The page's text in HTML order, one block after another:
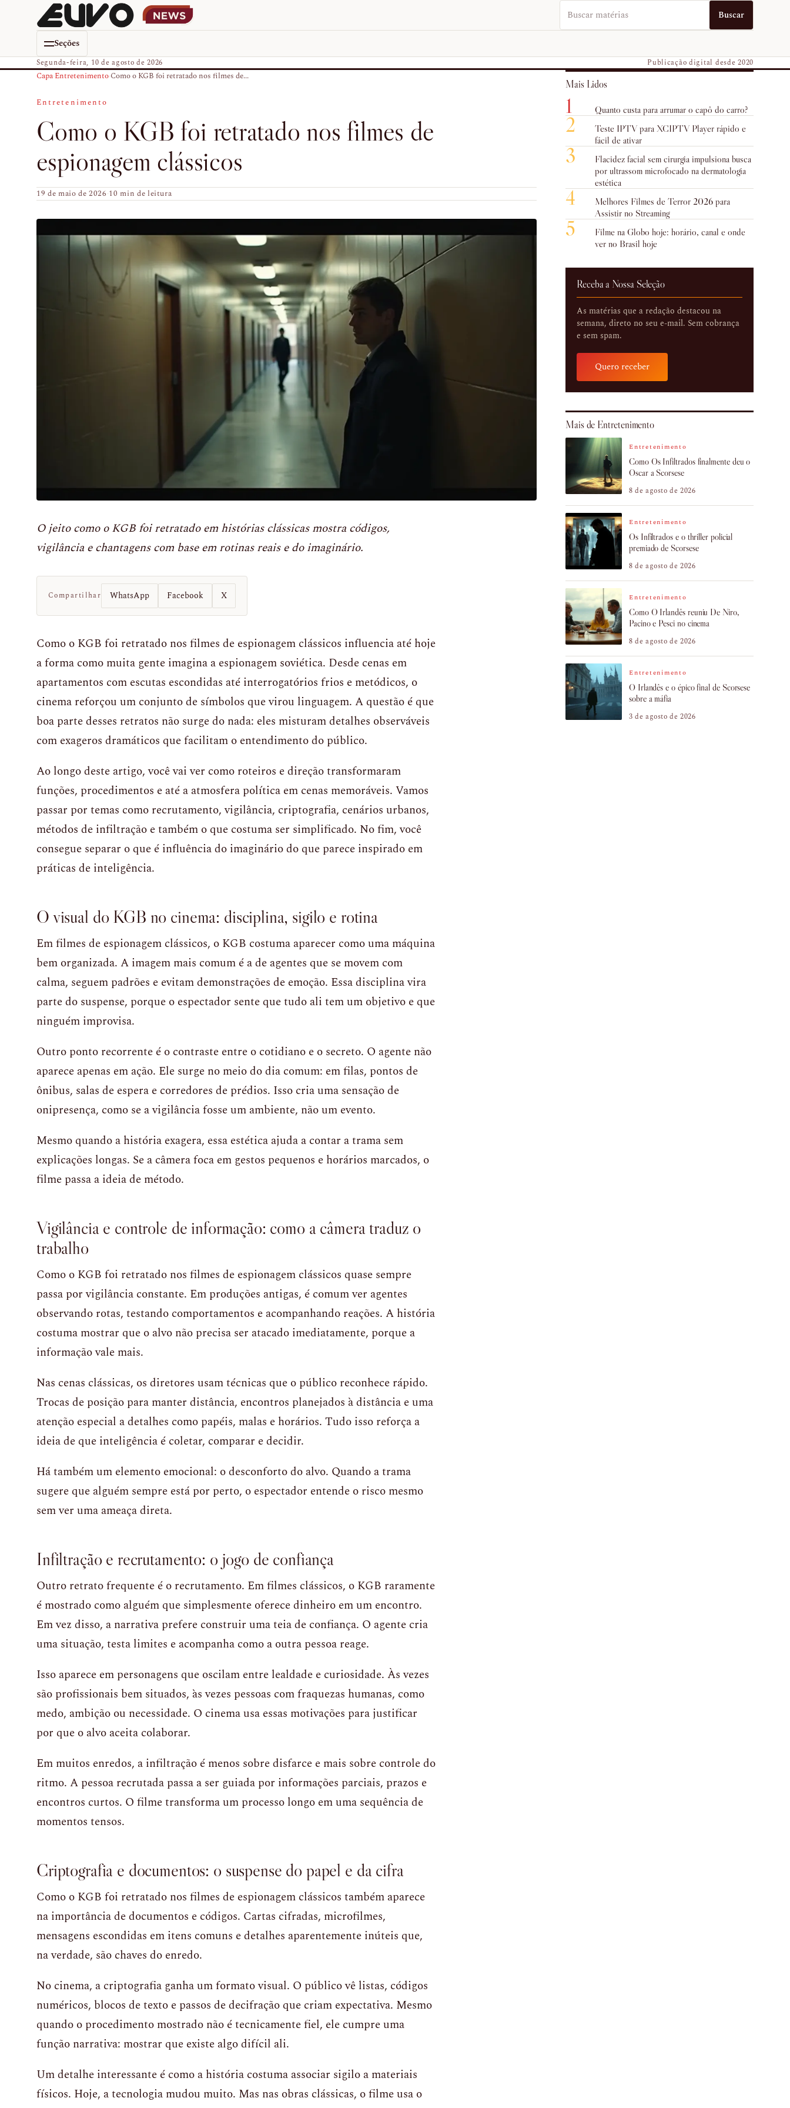
Buscar no EUVO News Buscar
Seções
Segunda-feira, 10 de agosto de 2026 Publicação digital desde 2020
Capa›Entretenimento›Como o KGB foi retratado nos filmes de...
Entretenimento
Como o KGB foi retratado nos filmes de
espionagem clássicos
19 de maio de 2026·10 min de leitura
O jeito como o KGB foi retratado em histórias clássicas mostra códigos,
vigilância e chantagens com base em rotinas reais e do imaginário.
Compartilhar WhatsApp Facebook X
Como o KGB foi retratado nos filmes de espionagem clássicos influencia até hoje
a forma como muita gente imagina a espionagem soviética. Desde cenas em
apartamentos com escutas escondidas até interrogatórios frios e metódicos, o
cinema reforçou um conjunto de símbolos que virou linguagem. A questão é que
boa parte desses retratos não surge do nada: eles misturam detalhes observáveis
com exageros dramáticos que facilitam o entendimento do público.
Ao longo deste artigo, você vai ver como roteiros e direção transformaram
funções, procedimentos e até a atmosfera política em cenas memoráveis. Vamos
passar por temas como recrutamento, vigilância, criptografia, cenários urbanos,
métodos de infiltração e também o que costuma ser simplificado. No fim, você
consegue separar o que é influência do imaginário do que parece inspirado em
práticas de inteligência.
O visual do KGB no cinema: disciplina, sigilo e rotina
Em filmes de espionagem clássicos, o KGB costuma aparecer como uma máquina
bem organizada. A imagem mais comum é a de agentes que se movem com
calma, seguem padrões e evitam demonstrações de emoção. Essa disciplina vira
parte do suspense, porque o espectador sente que tudo ali tem um objetivo e que
ninguém improvisa.
Outro ponto recorrente é o contraste entre o cotidiano e o secreto. O agente não
aparece apenas em ação. Ele surge no meio do dia comum: em filas, pontos de
ônibus, salas de espera e corredores de prédios. Isso cria uma sensação de
onipresença, como se a vigilância fosse um ambiente, não um evento.
Mesmo quando a história exagera, essa estética ajuda a contar a trama sem
explicações longas. Se a câmera foca em gestos pequenos e horários marcados, o
filme passa a ideia de método.
Vigilância e controle de informação: como a câmera traduz o
trabalho
Como o KGB foi retratado nos filmes de espionagem clássicos quase sempre
passa por vigilância constante. Em produções antigas, é comum ver agentes
observando rotas, testando comportamentos e acompanhando reações. A história
costuma mostrar que o alvo não precisa ser atacado imediatamente, porque a
informação vale mais.
Nas cenas clássicas, os diretores usam técnicas que o público reconhece rápido.
Trocas de posição para manter distância, encontros planejados à distância e uma
atenção especial a detalhes como papéis, malas e horários. Tudo isso reforça a
ideia de que inteligência é coletar, comparar e decidir.
Há também um elemento emocional: o desconforto do alvo. Quando a trama
sugere que alguém sempre está por perto, o espectador entende o risco mesmo
sem ver uma ameaça direta.
Infiltração e recrutamento: o jogo de confiança
Outro retrato frequente é o recrutamento. Em filmes clássicos, o KGB raramente
é mostrado como alguém que simplesmente oferece dinheiro em um encontro.
Em vez disso, a narrativa prefere construir uma teia de confiança. O agente cria
uma situação, testa limites e acompanha como a outra pessoa reage.
Isso aparece em personagens que oscilam entre lealdade e curiosidade. Às vezes
são profissionais bem situados, às vezes pessoas com fraquezas humanas, como
medo, ambição ou necessidade. O cinema usa essas motivações para justificar
por que o alvo aceita colaborar.
Em muitos enredos, a infiltração é menos sobre disfarce e mais sobre controle do
ritmo. A pessoa recrutada passa a ser guiada por informações parciais, prazos e
encontros curtos. O filme transforma um processo longo em uma sequência de
momentos tensos.
Criptografia e documentos: o suspense do papel e da cifra
Como o KGB foi retratado nos filmes de espionagem clássicos também aparece
na importância de documentos e códigos. Cartas cifradas, microfilmes,
mensagens escondidas em itens comuns e detalhes aparentemente inúteis que,
na verdade, são chaves do enredo.
No cinema, a criptografia ganha um formato visual. O público vê listas, códigos
numéricos, blocos de texto e passos de decifração que criam expectativa. Mesmo
quando o procedimento mostrado não é tecnicamente fiel, ele cumpre uma
função narrativa: mostrar que existe algo difícil ali.
Um detalhe interessante é como a história costuma associar sigilo a materiais
físicos. Hoje, a tecnologia mudou muito. Mas nas obras clássicas, o filme usa o
Mais Lidos
1 Quanto custa para arrumar o capô do carro?
2
Teste IPTV para XCIPTV Player rápido e
fácil de ativar
3
Flacidez facial sem cirurgia impulsiona busca
por ultrassom microfocado na dermatologia
estética
4
Melhores Filmes de Terror 2026 para
Assistir no Streaming
5
Filme na Globo hoje: horário, canal e onde
ver no Brasil hoje
Receba a Nossa Seleção
As matérias que a redação destacou na
semana, direto no seu e-mail. Sem cobrança
e sem spam.
Quero receber
Mais de Entretenimento
Entretenimento
Como Os Infiltrados finalmente deu o
Oscar a Scorsese
8 de agosto de 2026
Entretenimento
Os Infiltrados e o thriller policial
premiado de Scorsese
8 de agosto de 2026
Entretenimento
Como O Irlandês reuniu De Niro,
Pacino e Pesci no cinema
8 de agosto de 2026
Entretenimento
O Irlandês e o épico final de Scorsese
sobre a máfia
3 de agosto de 2026